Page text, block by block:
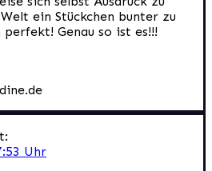
ein Stückchen bunter zu
perfekt! Genau so ist es!!!
Uhr